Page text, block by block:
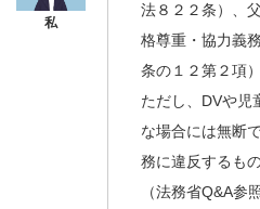
法８２２条）、
格尊重・協力義
条の１２第２項）
ただし、DVや児
な場合には無断
務に違反するも
（法務省Q&A参